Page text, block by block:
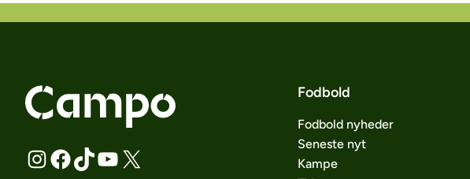
Fodbold
Fodbold nyheder
Seneste nyt
Kampe